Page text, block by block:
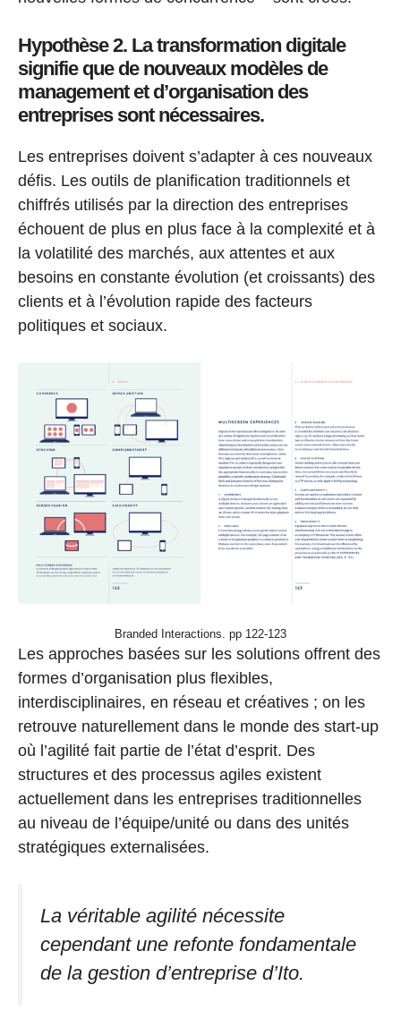
Hypothèse 2. La transformation digitale
signifie que de nouveaux modèles de
management et d’organisation des
entreprises sont nécessaires.
Les entreprises doivent s’adapter à ces nouveaux
défis. Les outils de planification traditionnels et
chiffrés utilisés par la direction des entreprises
échouent de plus en plus face à la complexité et à
la volatilité des marchés, aux attentes et aux
besoins en constante évolution (et croissants) des
clients et à l’évolution rapide des facteurs
politiques et sociaux.
Branded Interactions. pp 122-123
Les approches basées sur les solutions offrent des
formes d’organisation plus flexibles,
interdisciplinaires, en réseau et créatives ; on les
retrouve naturellement dans le monde des start-up
où l’agilité fait partie de l’état d’esprit. Des
structures et des processus agiles existent
actuellement dans les entreprises traditionnelles
au niveau de l’équipe/unité ou dans des unités
stratégiques externalisées.
La véritable agilité nécessite
cependant une refonte fondamentale
de la gestion d’entreprise d’Ito.